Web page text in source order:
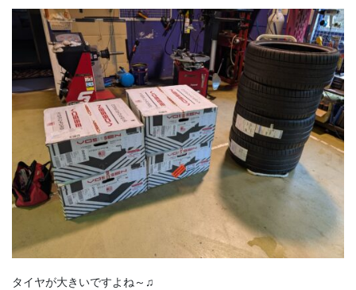
タイヤが大きいですよね～♫